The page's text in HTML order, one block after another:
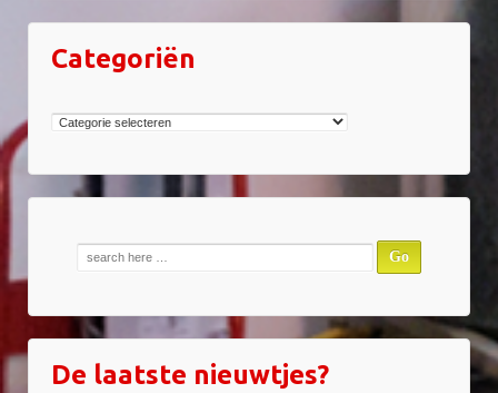
Categoriën
Zoek
naar:
De laatste nieuwtjes?